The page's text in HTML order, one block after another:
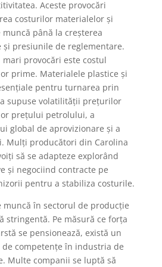
Aceste provocări
costurilor materialelor și
până la creșterea
și presiunile de reglementare.
provocări este costul
prime. Materialele plastice și
pentru turnarea prin
supuse volatilității prețurilor
prețului petrolului, a
global de aprovizionare și a
Mulți producători din Carolina
să se adapteze explorând
și negociind contracte pe
pentru a stabiliza costurile.
muncă în sectorul de producție
stringentă. Pe măsură ce forța
se pensionează, există un
competențe în industria de
Multe companii se luptă să